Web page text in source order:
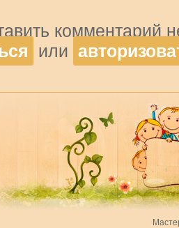
комментарий
или